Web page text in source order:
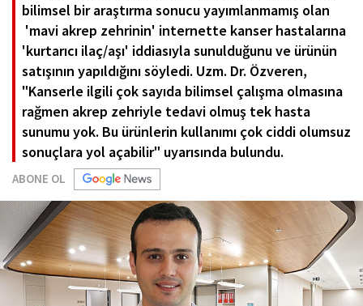
bilimsel bir araştırma sonucu yayımlanmamış olan
'mavi akrep zehrinin' internette kanser hastalarına
'kurtarıcı ilaç/aşı' iddiasıyla sunulduğunu ve ürünün
satışının yapıldığını söyledi. Uzm. Dr. Özveren,
"Kanserle ilgili çok sayıda bilimsel çalışma olmasına
rağmen akrep zehriyle tedavi olmuş tek hasta
sunumu yok. Bu ürünlerin kullanımı çok ciddi olumsuz
sonuçlara yol açabilir" uyarısında bulundu.
ABONE OL